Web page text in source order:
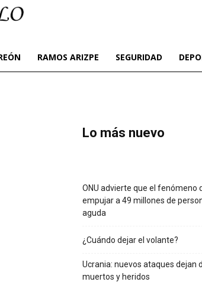
RAMOS ARIZPE SEGURIDAD
Lo más nuevo
ONU advierte que el fenómeno
empujar a 49 millones de
aguda
¿Cuándo dejar el volante?
Ucrania: nuevos ataques dejan
muertos y heridos